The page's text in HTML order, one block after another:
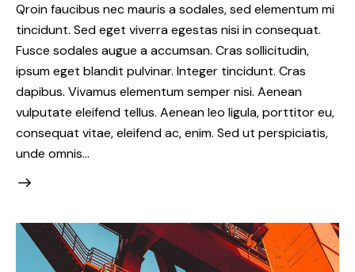
Qroin faucibus nec mauris a sodales, sed elementum mi
tincidunt. Sed eget viverra egestas nisi in consequat.
Fusce sodales augue a accumsan. Cras sollicitudin,
ipsum eget blandit pulvinar. Integer tincidunt. Cras
dapibus. Vivamus elementum semper nisi. Aenean
vulputate eleifend tellus. Aenean leo ligula, porttitor eu,
consequat vitae, eleifend ac, enim. Sed ut perspiciatis,
unde omnis…